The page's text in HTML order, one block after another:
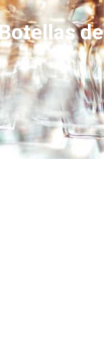
de